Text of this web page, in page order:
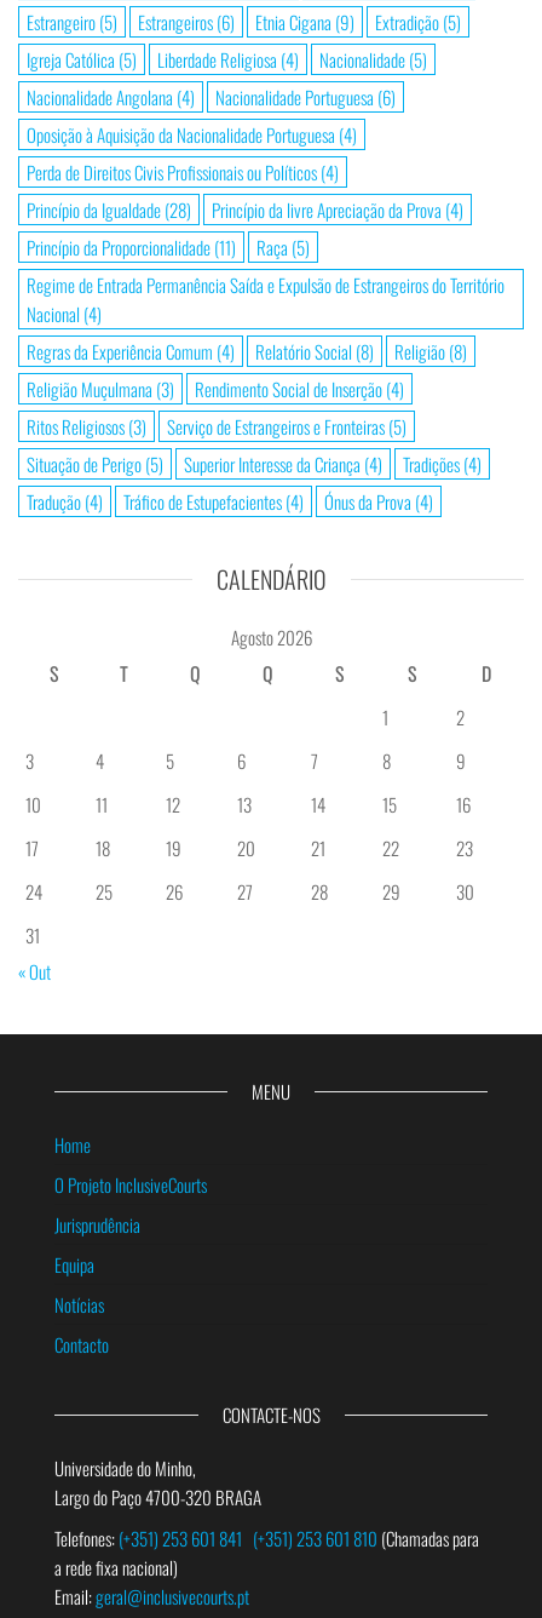
Estrangeiro(5) Estrangeiros(6) Etnia Cigana (9) Extradição(5)
Igreja Católica (5) Liberdade Religiosa (4) Nacionalidade(5)
Nacionalidade Angolana (4) Nacionalidade Portuguesa (6)
Oposição à Aquisição da Nacionalidade Portuguesa (4)
Perda de Direitos Civis Profissionais ou Políticos(4)
Princípio da Igualdade(28) Princípio da livre Apreciação da Prova (4)
Princípio da Proporcionalidade(11) Raça (5)
Regime de Entrada Permanência Saída e Expulsão de Estrangeiros do Território
Nacional (4)
Regras da Experiência Comum (4) Relatório Social (8) Religião(8)
Religião Muçulmana (3) Rendimento Social de Inserção(4)
Ritos Religiosos(3) Serviço de Estrangeiros e Fronteiras(5)
Situação de Perigo(5) Superior Interesse da Criança (4) Tradições(4)
Tradução(4) Tráfico de Estupefacientes(4) Ónus da Prova (4)
CALENDÁRIO
Agosto 2026
S
T Q Q S S
D
1
2
3
4 5 6 7 8
9
10
11 12 13 14 15
16
17
18 19 20 21 22
23
24
25 26 27 28 29
30
31
« Out
MENU
Home
O Projeto InclusiveCourts
Jurisprudência
Equipa
Notícias
Contacto
CONTACTE-NOS
Universidade do Minho,
Largo do Paço 4700-320 BRAGA
Telefones:(+351) 253 601 841 (+351) 253 601 810 (Chamadas para
a rede fixa nacional)
Email:geral@inclusivecourts.pt